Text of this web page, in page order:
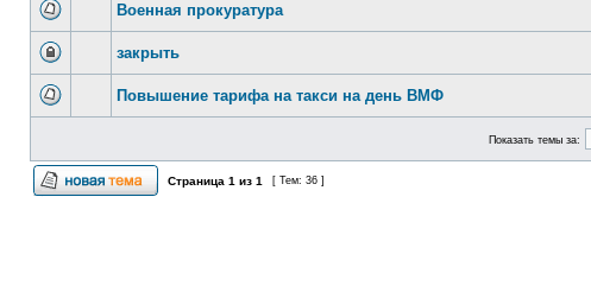
Военная прокуратура
закрыть
Повышение тарифа на такси на день ВМФ
Показать темы за:
Страница 1 из 1 [ Тем: 36 ]